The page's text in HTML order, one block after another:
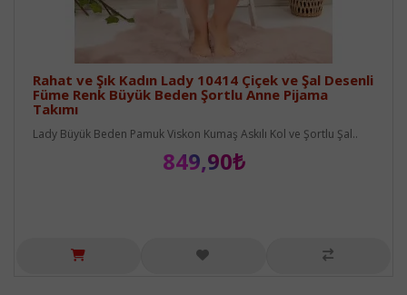
Rahat ve Şık Kadın Lady 10414 Çiçek ve Şal Desenli
Füme Renk Büyük Beden Şortlu Anne Pijama
Takımı
Lady Büyük Beden Pamuk Viskon Kumaş Askılı Kol ve Şortlu Şal..
849,90₺